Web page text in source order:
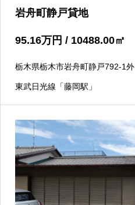
岩舟町静戸貸地
95.16万円 / 10488.00㎡
栃木県栃木市岩舟町静戸792-1外
東武日光線「藤岡駅」